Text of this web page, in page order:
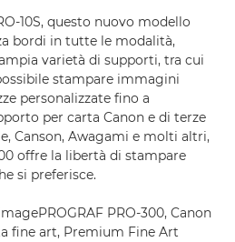
10S, questo nuovo modello
bordi in tutte le modalità,
varietà di supporti, tra cui
stampare immagini
personalizzate fino a
per carta Canon e di terze
Canson, Awagami e molti altri,
offre la libertà di stampare
si preferisce.
PRO-300, Canon
fine art, Premium Fine Art